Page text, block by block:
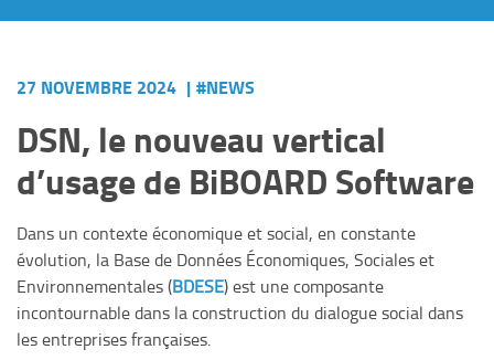
27 NOVEMBRE 2024 | #NEWS
DSN, le nouveau vertical
d’usage de BiBOARD Software
Dans un contexte économique et social, en constante
évolution, la Base de Données Économiques, Sociales et
Environnementales (BDESE) est une composante
incontournable dans la construction du dialogue social dans
les entreprises françaises.